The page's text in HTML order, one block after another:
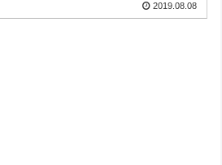
2019.08.08